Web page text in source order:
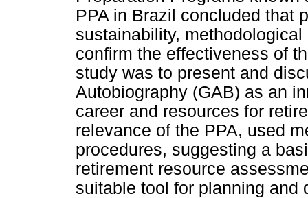
PPA in Brazil concluded that
sustainability,
confirm the effectiveness of
study was to present and
Autobiography (GAB) as an
career and resources for
relevance of the PPA, used
procedures, suggesting a
retirement resource
suitable tool for planning and